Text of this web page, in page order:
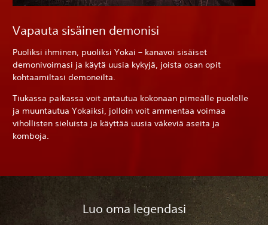
Vapauta sisäinen demonisi
Puoliksi ihminen, puoliksi Yokai – kanavoi sisäiset
demonivoimasi ja käytä uusia kykyjä, joista osan opit
kohtaamiltasi demoneilta.
Tiukassa paikassa voit antautua kokonaan pimeälle puolelle
ja muuntautua Yokaiksi, jolloin voit ammentaa voimaa
vihollisten sieluista ja käyttää uusia väkeviä aseita ja
komboja.
Luo oma legendasi